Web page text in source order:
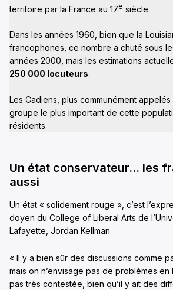
territoire par la France au 17e siècle.
Dans les années 1960, bien que la
francophones, ce nombre a chuté sous
années 2000, mais les estimations
250 000 locuteurs.
Les Cadiens, plus communément
groupe le plus important de cette
résidents.
Un état conservateur… les
aussi
Un état « solidement rouge », c’est
doyen du College of Liberal Arts de
Lafayette, Jordan Kellman.
« Il y a bien sûr des discussions comme
mais on n’envisage pas de problèmes en
pas très contestée, bien qu’il y ait des